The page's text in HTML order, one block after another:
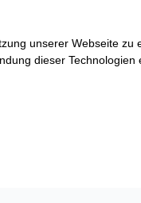
unserer Webseite zu
dieser